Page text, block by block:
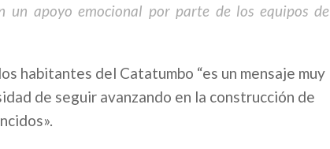
un apoyo emocional por parte de los equipos de
habitantes del Catatumbo “es un mensaje muy
de seguir avanzando en la construcción de